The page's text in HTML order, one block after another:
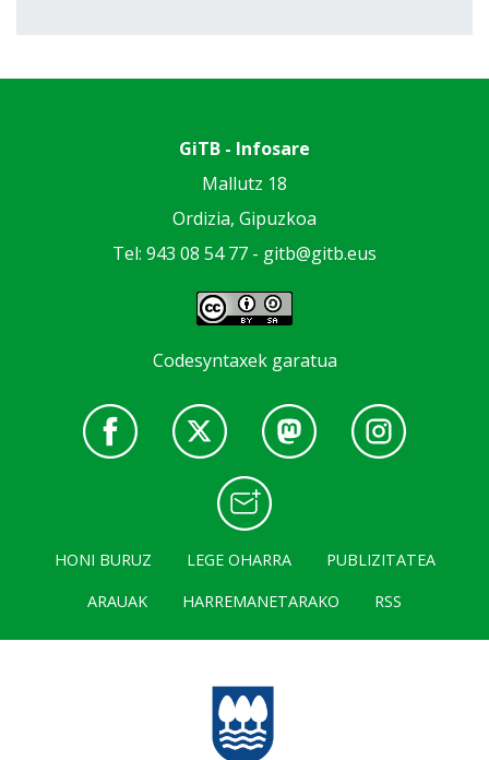
GiTB - Infosare
Mallutz 18
Ordizia, Gipuzkoa
Tel: 943 08 54 77 - gitb@gitb.eus
Codesyntaxek garatua
HONI BURUZ LEGE OHARRA
PUBLIZITATEA
ARAUAK
HARREMANETARAKO RSS